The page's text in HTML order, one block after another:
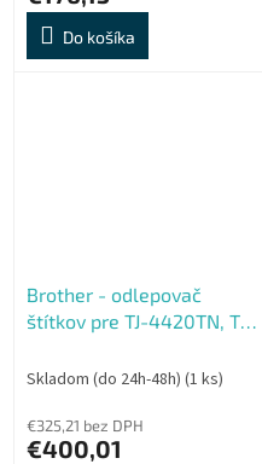
Do košíka
Brother - odlepovač
štítkov pre TJ-4420TN, TJ-
Skladom (do 24h-48h) (1 ks)
€325,21 bez DPH
€400,01